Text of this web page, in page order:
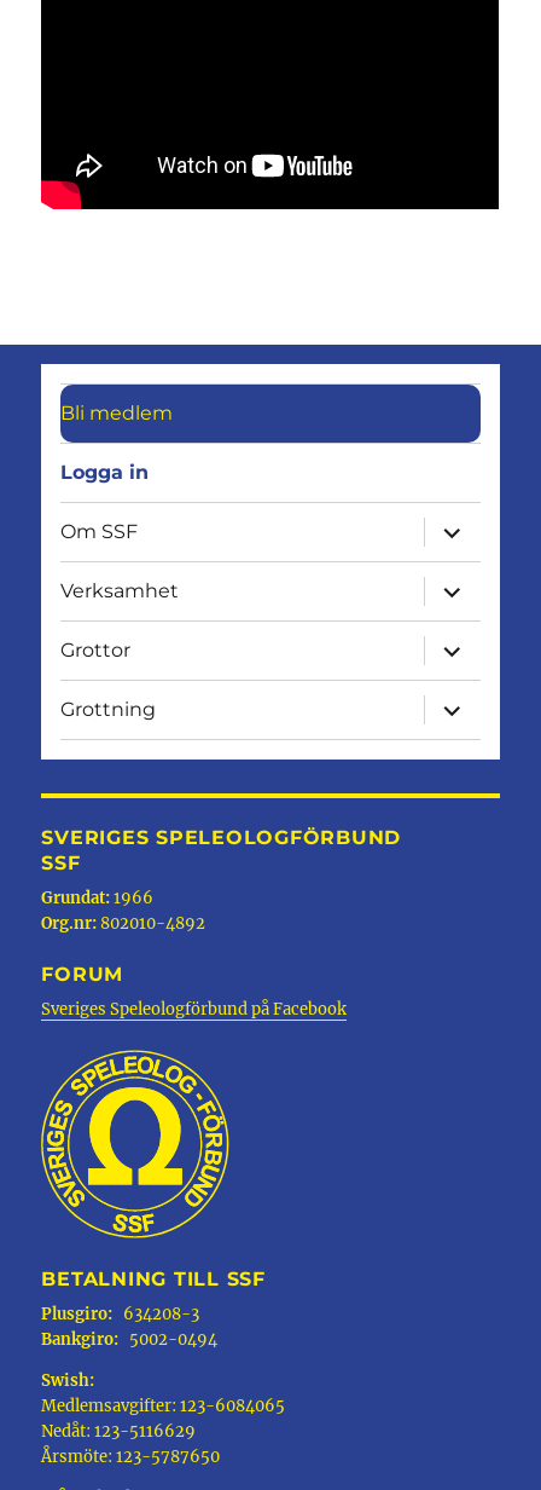
Bli medlem
Logga in
Om SSF
expandera
Verksamhet
expandera
Grottor
expandera
Grottning
expandera
SVERIGES SPELEOLOGFÖRBUND
SSF
Grundat:1966
Org.nr:802010-4892
FORUM
Sveriges Speleologförbund på Facebook
BETALNING TILL SSF
Plusgiro: 634208-3
Bankgiro: 5002-0494
Swish:
Medlemsavgifter: 123-6084065
Nedåt: 123-5116629
Årsmöte: 123-5787650